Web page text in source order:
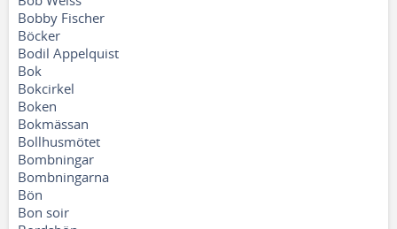
Bobby Fischer
Böcker
Bodil Appelquist
Bok
Bokcirkel
Boken
Bokmässan
Bollhusmötet
Bombningar
Bombningarna
Bön
Bon soir